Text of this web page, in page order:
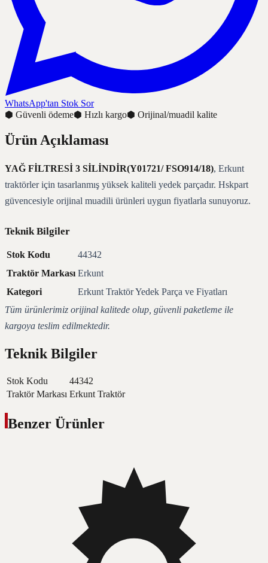
WhatsApp'tan Stok Sor
⬢ Güvenli ödeme⬢ Hızlı kargo⬢ Orijinal/muadil kalite
Ürün Açıklaması
YAĞ FİLTRESİ 3 SİLİNDİR(Y01721/ FSO914/18), Erkunt
traktörler için tasarlanmış yüksek kaliteli yedek parçadır. Hskpart
güvencesiyle orijinal muadili ürünleri uygun fiyatlarla sunuyoruz.
Teknik Bilgiler
Stok Kodu
44342
Traktör Markası Erkunt
Kategori
Erkunt Traktör Yedek Parça ve Fiyatları
Tüm ürünlerimiz orijinal kalitede olup, güvenli paketleme ile
kargoya teslim edilmektedir.
Teknik Bilgiler
Stok Kodu
44342
Traktör Markası Erkunt Traktör
Benzer Ürünler